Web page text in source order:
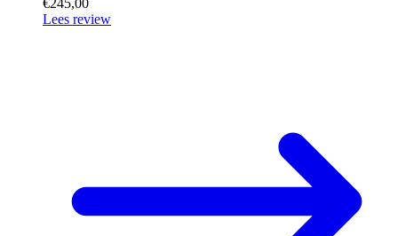
Lees review